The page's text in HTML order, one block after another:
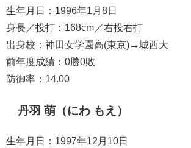
生年月日：1996年1月8日
身長／投打：168cm／右投右打
出身校：神田女学園高(東京)→城西大
前年度成績：0勝0敗
防御率：14.00
丹羽 萌（にわ もえ）
生年月日：1997年12月10日